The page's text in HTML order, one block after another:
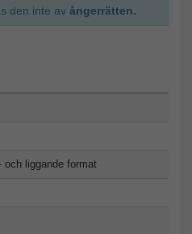
den inte av ångerrätten.
och liggande format